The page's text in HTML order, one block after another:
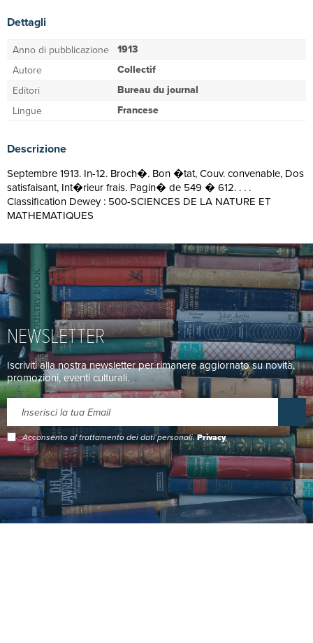
Dettagli
Anno di pubblicazione 1913
Autore Collectif
Editori Bureau du journal
Lingue Francese
Descrizione
Septembre 1913. In-12. Broch�. Bon �tat, Couv. convenable, Dos
satisfaisant, Int�rieur frais. Pagin� de 549 � 612. . . .
Classification Dewey : 500-SCIENCES DE LA NATURE ET
MATHEMATIQUES
NEWSLETTER
Iscriviti alla nostra newsletter per rimanere aggiornato su novità,
promozioni, eventi culturali.
Acconsento al trattamento dei dati personali.Privacy